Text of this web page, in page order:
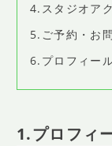
アク
提携カメラマ
4.スタジオア
5.ご予約・お
6.プロフィー
1.プロフィ